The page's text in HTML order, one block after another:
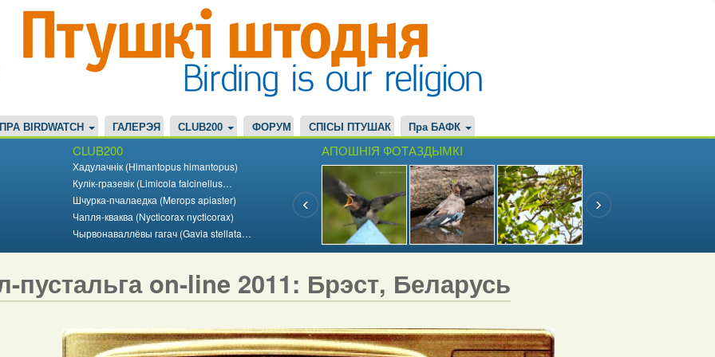
ПРА BIRDWATCH ГАЛЕРЭЯ CLUB200 ФОРУМ СПІСЫ ПТУШАК Пра БАФК
CLUB200
Хадулачнік (Himantopus himantopus)
Кулік-гразевік (Limicola falcinellus…
Шчурка-пчалаедка (Merops apiaster)
Чапля-кваква (Nycticorax nycticorax)
Чырвонаваллёвы гагач (Gavia stellata…
АПОШНІЯ ФОТАЗДЫМКІ
пустальга on-line 2011: Брэст, Беларусь